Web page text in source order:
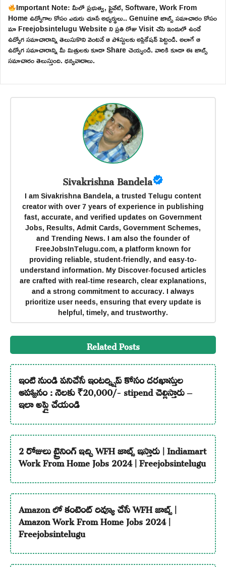
Important Note: మీలో ప్రభుత్వ, ప్రైవేట్, Software, Work From
Home ఉద్యోగాల కోసం ఎదురు చూసే అభ్యర్థులు.. Genuine జాబ్స్ సమాచారం కోసం
మా Freejobsintelugu Website ని ప్రతి రోజు Visit చేసి ఇందులో ఉండే
ఉద్యోగ సమాచారాన్ని తెలుసుకొని వెంటనే ఆ పోస్టులకు అప్లికేషన్ పెట్టండి. అలాగే ఆ
ఉద్యోగ సమాచారాన్ని మీ మిత్రులకు కూడా Share చెయ్యండి. వారికి కూడా ఈ జాబ్స్
సమాచారం తెలుస్తుంది. ధన్యవాదాలు.
Sivakrishna Bandela
I am Sivakrishna Bandela, a trusted Telugu content
creator with over 7 years of experience in publishing
fast, accurate, and verified updates on Government
Jobs, Results, Admit Cards, Government Schemes,
and Trending News. I am also the founder of
FreeJobsInTelugu.com, a platform known for
providing reliable, student-friendly, and easy-to-
understand information. My Discover-focused articles
are crafted with real-time research, clear explanations,
and a strong commitment to accuracy. I always
prioritize user needs, ensuring that every update is
helpful, timely, and trustworthy.
Related Posts
ఇంటి నుండి పనిచేసే ఇంటర్న్షిప్ కోసం దరఖాస్తుల
ఆహ్వానం : నెలకు ₹20,000/- stipend చెల్లిస్తారు –
ఇలా అప్లై చేయండి
2 రోజులు ట్రైనింగ్ ఇచ్చి WFH జాబ్స్ ఇస్తారు | Indiamart
Work From Home Jobs 2024 | Freejobsintelugu
Amazon లో కంటెంట్ రివ్యూ చేసే WFH జాబ్స్ |
Amazon Work From Home Jobs 2024 |
Freejobsintelugu